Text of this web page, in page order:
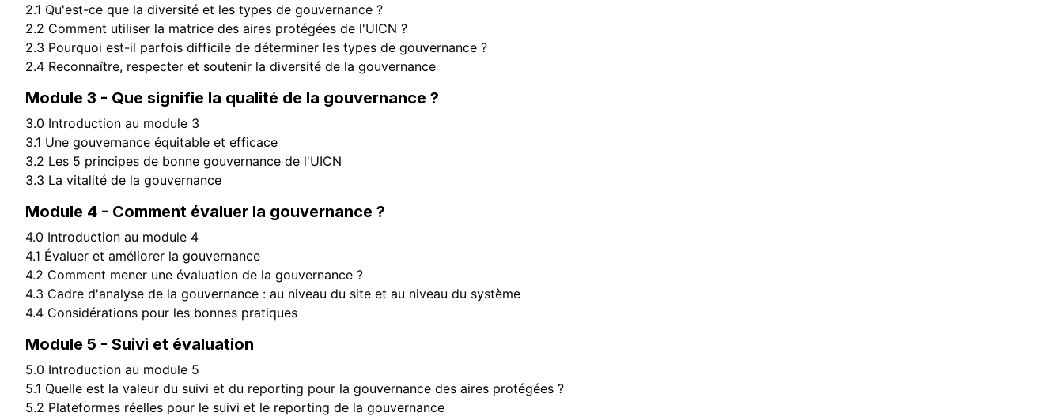
2.1 Qu'est-ce que la diversité et les types de gouvernance ?
2.2 Comment utiliser la matrice des aires protégées de l'UICN ?
2.3 Pourquoi est-il parfois difficile de déterminer les types de gouvernance ?
2.4 Reconnaître, respecter et soutenir la diversité de la gouvernance
Module 3 - Que signifie la qualité de la gouvernance ?
3.0 Introduction au module 3
3.1 Une gouvernance équitable et efficace
3.2 Les 5 principes de bonne gouvernance de l'UICN
3.3 La vitalité de la gouvernance
Module 4 - Comment évaluer la gouvernance ?
4.0 Introduction au module 4
4.1 Évaluer et améliorer la gouvernance
4.2 Comment mener une évaluation de la gouvernance ?
4.3 Cadre d'analyse de la gouvernance : au niveau du site et au niveau du système
4.4 Considérations pour les bonnes pratiques
Module 5 - Suivi et évaluation
5.0 Introduction au module 5
5.1 Quelle est la valeur du suivi et du reporting pour la gouvernance des aires protégées ?
5.2 Plateformes réelles pour le suivi et le reporting de la gouvernance